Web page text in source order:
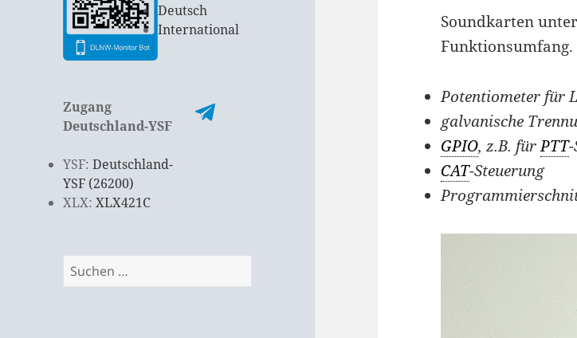
Deutsch
International
Zugang
Deutschland-YSF
YSF:Deutschland-
YSF (26200)
XLX:XLX421C
Suchen
nach:
Soundkarten
Potentiometer für
galvanische
GPIO, z.B. fürPTT
CAT-Steuerung